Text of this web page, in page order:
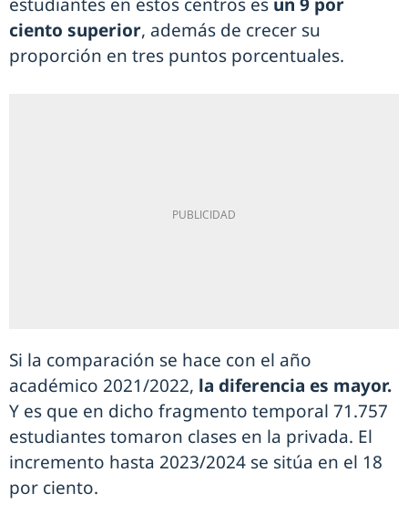
ciento superior, además de crecer su
proporción en tres puntos porcentuales.
Si la comparación se hace con el año
académico 2021/2022, la diferencia es mayor.
Y es que en dicho fragmento temporal 71.757
estudiantes tomaron clases en la privada. El
incremento hasta 2023/2024 se sitúa en el 18
por ciento.